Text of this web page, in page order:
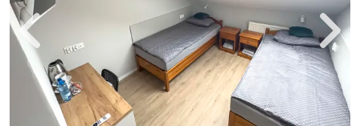
Powrót Dalej